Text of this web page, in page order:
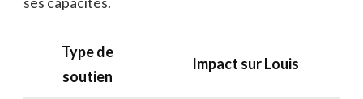
Type de
soutien
Impact sur Louis